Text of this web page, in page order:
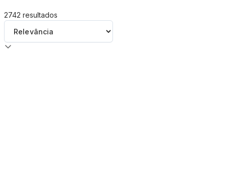
2742 resultados